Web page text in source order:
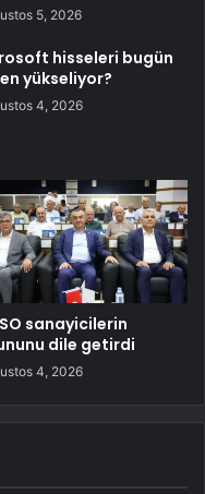
5, 2026
hisseleri bugün
yükseliyor?
4, 2026
sanayicilerin
dile getirdi
4, 2026